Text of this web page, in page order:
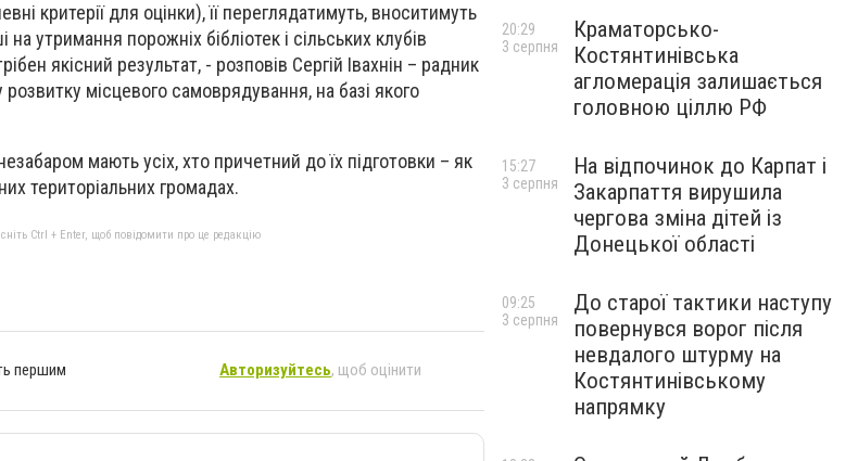
критерії для оцінки), її переглядатимуть, вноситимуть
утримання порожніх бібліотек і сільських клубів
якісний результат, - розповів Сергій Івахнін – радник
місцевого самоврядування, на базі якого
мають усіх, хто причетний до їх підготовки – як
територіальних громадах.
Ctrl + Enter, щоб повідомити про це редакцію
першим Авторизуйтесь, щоб оцінити
Краматорсько-
Костянтинівська
агломерація залишається
головною ціллю РФ
20:29
3 серпня
На відпочинок до Карпат і
Закарпаття вирушила
чергова зміна дітей із
Донецької області
15:27
3 серпня
До старої тактики наступу
повернувся ворог після
невдалого штурму на
Костянтинівському
напрямку
09:25
3 серпня